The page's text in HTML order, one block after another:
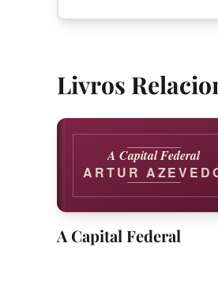
Livros
A Capital Federal
ARTUR
A Capital Federal